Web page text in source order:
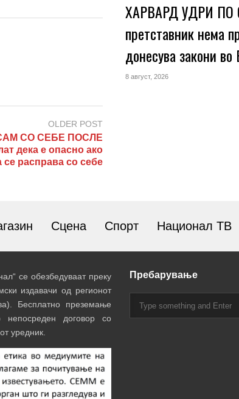
OLDER POST
СО СЕБЕ ПОСЛЕ
дека е опасно ако
расправа со себе
ХАРВАРД УДРИ ПО
претставник нема
донесува закони во
8 август, 2026
Сцена Спорт Национал ТВ
се обезбедуваат преку
издавачи од регионот
Бесплатно преземање
договор со
уредник.
Пребарување